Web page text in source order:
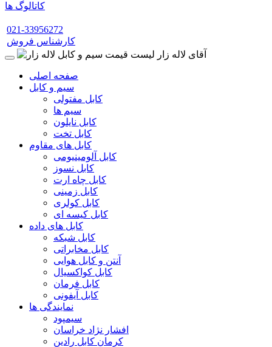
کاتالوگ ها
021-33956272
کارشناس فروش
صفحه اصلی
سیم و کابل
کابل مفتولی
سیم ها
کابل نایلون
کابل تخت
کابل های مقاوم
کابل آلومینیومی
کابل نسوز
کابل چاه ارت
کابل زمینی
کابل کولری
کابل کیسه ای
کابل های داده
کابل شبکه
کابل مخابراتی
آنتن و کابل هوایی
کابل کواکسیال
کابل فرمان
کابل آیفونی
نمایندگی ها
سیمپود
افشار نژاد خراسان
کرمان کابل رادین